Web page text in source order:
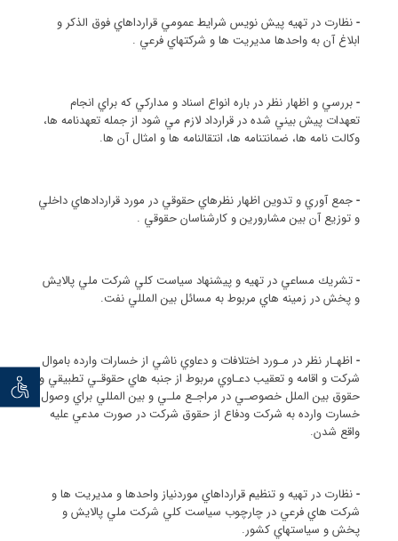
توان
-نظارت در تهيه پيش نويس شرايط عمومي قرارداهاي فوق الذكر و
ابلاغ آن به واحدها مديريت ها و شركتهاي فرعي .
-بررسي و اظهار نظر در باره انواع اسناد و مداركي كه براي انجام
تعهدات پيش بيني شده در قرارداد لازم مي شود از جمله تعهدنامه ها،
وكالت نامه ها، ضمانتنامه ها، انتقالنامه ها و امثال آن ها.
-جمع آوري و تدوين اظهار نظرهاي حقوقي در مورد قراردادهاي داخلي
و توزيع آن بين مشارورين و كارشناسان حقوقي .
-تشريك مساعي در تهيه و پيشنهاد سياست كلي شركت ملي پالايش
و پخش در زمينه هاي مربوط به مسائل بين المللي نفت.
- اظهـار نظر در مـورد اختلافات و دعاوي ناشي از خسارات وارده باموال
شركت و اقامه و تعقيب دعـاوي مربوط از جنبه هاي حقوقـي تطبيقي و
حقوق بين الملل خصوصـي در مراجـع ملـي و بين المللي براي وصول
خسارت وارده به شركت ودفاع از حقوق شركت در صورت مدعي عليه
واقع شدن.
-نظارت در تهيه و تنظيم قرارداهاي موردنياز واحدها و مديريت ها و
شركت هاي فرعي در چارچوب سياست كلي شركت ملي پالايش و
پخش و سياستهاي كشور.